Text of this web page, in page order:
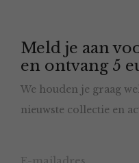
Meld je aan
en ontvang 5
We houden je graag
nieuwste collectie en